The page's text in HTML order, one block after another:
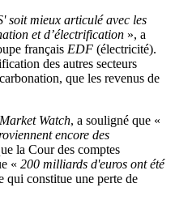
soit mieux articulé avec les
et d’électrification », a
français EDF (électricité).
des autres secteurs
que les revenus de
Watch, a souligné que «
encore des
la Cour des comptes
« 200 milliards d'euros ont été
qui constitue une perte de